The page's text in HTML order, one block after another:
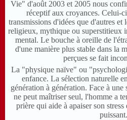
Vie" d'août 2003 et 2005 nous
réceptif aux croyances. Celui-
transmissions d'idées que d'autres
religieux, mythique ou superstitieux
mental. Le bouche à oreille de
d'une manière plus stable dans la
perçues se fait
La "physique naïve" ou
enfance. La sélection naturelle
génération à génération. Face à
ne peut maîtriser seul, l'homme a
prière qui aide à apaiser son
puissant.